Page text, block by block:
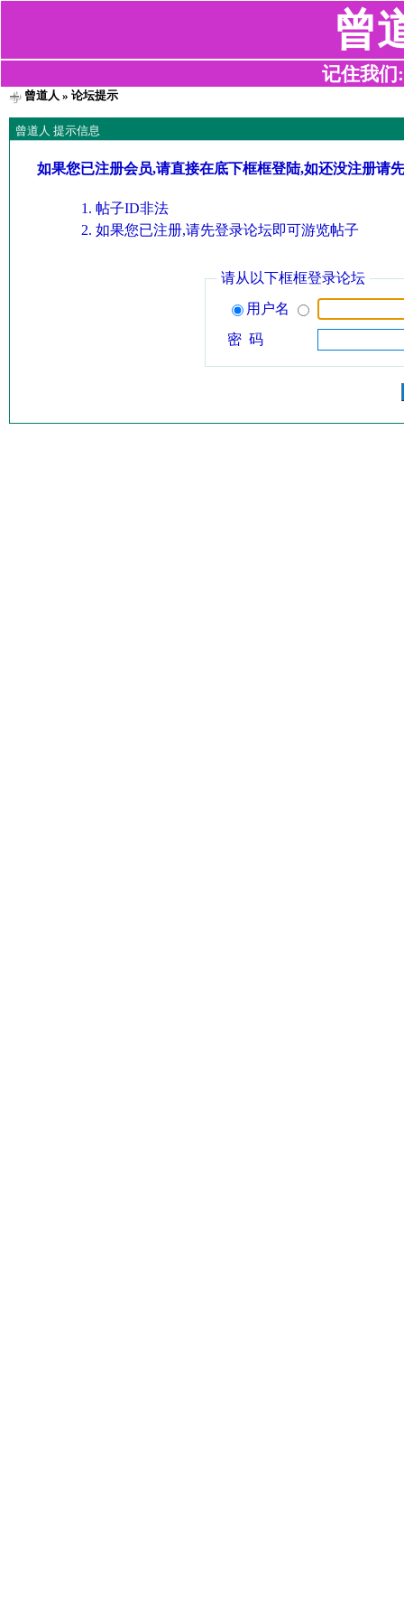
曾
记住我们
曾道人 » 论坛提示
曾道人 提示信息
如果您已注册会员,请直接在底下框框登陆,如还没注册请
帖子ID非法
如果您已注册,请先登录论坛即可游览帖子
请从以下框框登录论坛
用户名
密 码